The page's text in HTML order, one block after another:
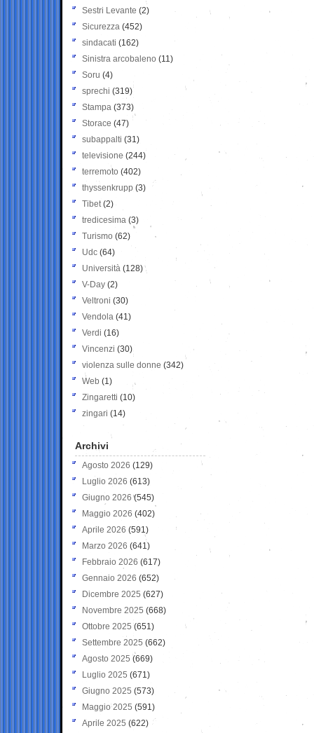
Sestri Levante (2)
Sicurezza (452)
sindacati (162)
Sinistra arcobaleno (11)
Soru (4)
sprechi (319)
Stampa (373)
Storace (47)
subappalti (31)
televisione(244)
terremoto (402)
thyssenkrupp (3)
Tibet(2)
tredicesima (3)
Turismo (62)
Udc (64)
Università (128)
V-Day (2)
Veltroni (30)
Vendola (41)
Verdi (16)
Vincenzi (30)
violenza sulle donne (342)
Web (1)
Zingaretti (10)
zingari (14)
Archivi
Agosto 2026 (129)
Luglio 2026 (613)
Giugno 2026 (545)
Maggio 2026 (402)
Aprile 2026 (591)
Marzo 2026 (641)
Febbraio 2026 (617)
Gennaio 2026 (652)
Dicembre 2025 (627)
Novembre 2025 (668)
Ottobre 2025 (651)
Settembre 2025 (662)
Agosto 2025 (669)
Luglio 2025 (671)
Giugno 2025 (573)
Maggio 2025 (591)
Aprile 2025 (622)